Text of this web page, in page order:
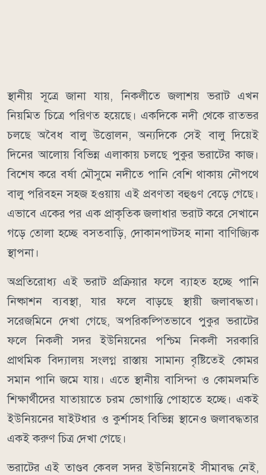
স্থানীয় সূত্রে জানা যায়, নিকলীতে জলাশয় ভরাট এখন
নিয়মিত চিত্রে পরিণত হয়েছে। একদিকে নদী থেকে রাতভর
চলছে অবৈধ বালু উত্তোলন, অন্যদিকে সেই বালু দিয়েই
দিনের আলোয় বিভিন্ন এলাকায় চলছে পুকুর ভরাটের কাজ।
বিশেষ করে বর্ষা মৌসুমে নদীতে পানি বেশি থাকায় নৌপথে
বালু পরিবহন সহজ হওয়ায় এই প্রবণতা বহুগুণ বেড়ে গেছে।
এভাবে একের পর এক প্রাকৃতিক জলাধার ভরাট করে সেখানে
গড়ে তোলা হচ্ছে বসতবাড়ি, দোকানপাটসহ নানা বাণিজ্যিক
স্থাপনা।
অপ্রতিরোধ্য এই ভরাট প্রক্রিয়ার ফলে ব্যাহত হচ্ছে পানি
নিষ্কাশন ব্যবস্থা, যার ফলে বাড়ছে স্থায়ী জলাবদ্ধতা।
সরেজমিনে দেখা গেছে, অপরিকল্পিতভাবে পুকুর ভরাটের
ফলে নিকলী সদর ইউনিয়নের পশ্চিম নিকলী সরকারি
প্রাথমিক বিদ্যালয় সংলগ্ন রাস্তায় সামান্য বৃষ্টিতেই কোমর
সমান পানি জমে যায়। এতে স্থানীয় বাসিন্দা ও কোমলমতি
শিক্ষার্থীদের যাতায়াতে চরম ভোগান্তি পোহাতে হচ্ছে। একই
ইউনিয়নের ষাইটধার ও কুর্শাসহ বিভিন্ন স্থানেও জলাবদ্ধতার
একই করুণ চিত্র দেখা গেছে।
ভরাটের এই তাণ্ডব কেবল সদর ইউনিয়নেই সীমাবদ্ধ নেই,